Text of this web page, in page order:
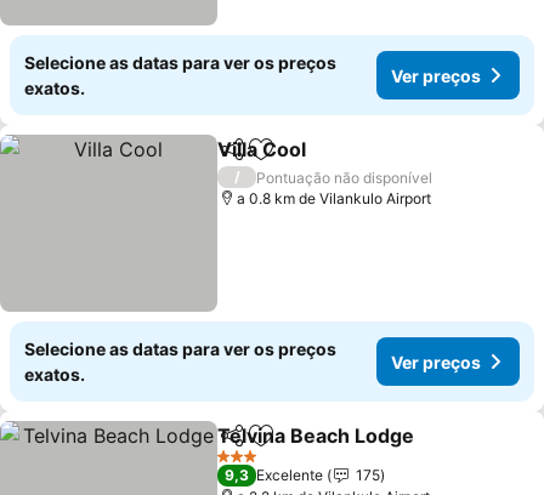
Selecione as datas para ver os preços
exatos.
Ver preços
PartilharAdicionar aos favoritos
Villa Cool
/
Pontuação não disponível
a 0.8 km de Vilankulo Airport
Selecione as datas para ver os preços
exatos.
Ver preços
PartilharAdicionar aos favoritos
Telvina Beach Lodge
3 Estrelas
9,3 Excelente
175